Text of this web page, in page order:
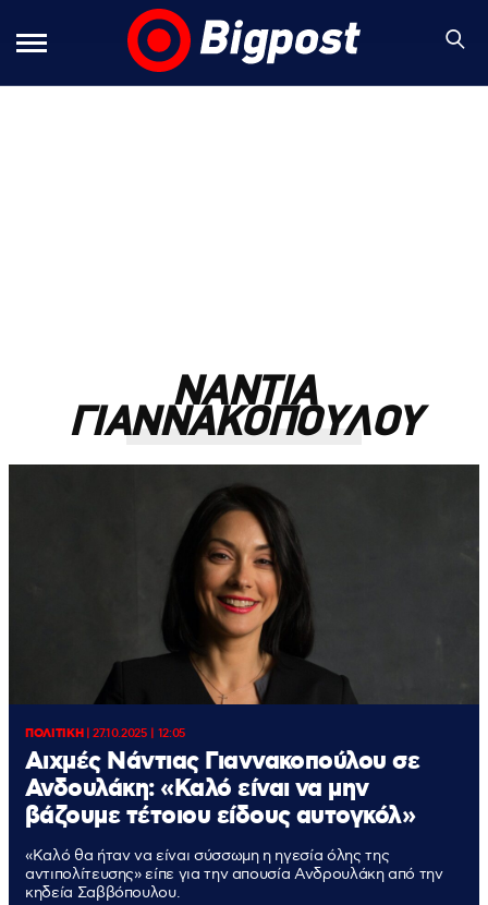
ΝΑΝΤΙΑ
ΓΙΑΝΝΑΚΟΠΟΥΛΟΥ
ΠΟΛΙΤΙΚΗ|27.10.2025 | 12:05
Αιχμές Νάντιας Γιαννακοπούλου σε
Ανδουλάκη: «Καλό είναι να μην
βάζουμε τέτοιου είδους αυτογκόλ»
«Καλό θα ήταν να είναι σύσσωμη η ηγεσία όλης της
αντιπολίτευσης» είπε για την απουσία Ανδρουλάκη από την
κηδεία Σαββόπουλου.